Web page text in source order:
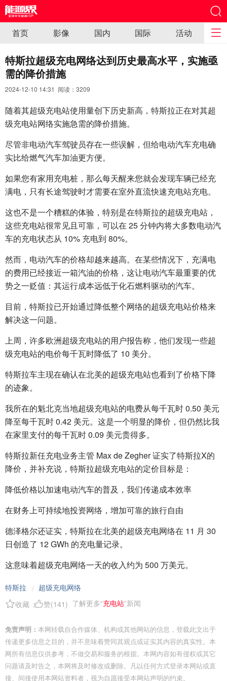
首页 影像 国内 国际 活动
特斯拉超级充电网络达到历史最高水平，实施亟
需的降价措施
2024-12-10 14:31 阅读： 3209
随着其超级充电站使用量创下历史新高，特斯拉正在对其超
级充电站网络实施急需的降价措施。
尽管非电动汽车驾驶员存在一些误解，但给电动汽车充电确
实比给燃气汽车加油更方便。
如果您有家用充电桩，那么每天醒来您就会发现车辆已经充
满电，只有长途驾驶时才需要在室外直流快速充电站充电。
这也不是一个糟糕的体验，特别是在特斯拉的超级充电站，
这些充电站很常见且可靠，可以在 25 分钟内将大多数电动汽
车的充电状态从 10% 充电到 80%。
然而，电动汽车的价格却越来越高。在某些情况下，充满电
的费用已经接近一箱汽油的价格，这让电动汽车最重要的优
势之一贬值：其运行成本远低于化石燃料驱动的汽车。
目前，特斯拉已开始通过降低整个网络的超级充电站价格来
解决这一问题。
上周，许多欧洲超级充电站的用户报告称，他们发现一些超
级充电站的电价每千瓦时降低了 10 美分。
特斯拉车主现在确认在北美的超级充电站也看到了价格下降
的迹象。
我所在的魁北克当地超级充电站的电费从每千瓦时 0.50 美元
降至每千瓦时 0.42 美元。这是一个明显的降价，但仍然比我
在家里支付的每千瓦时 0.09 美元贵得多。
特斯拉新任充电业务主管 Max de Zegher 证实了特斯拉X的
降价，并补充说，特斯拉超级充电站的定价目标是：
降低价格以加速电动汽车的普及，我们传递成本效率
在财务上可持续地投资网络，增加可靠的旅行自由
德泽格尔还证实，特斯拉在北美的超级充电网络在 11 月 30
日创造了 12 GWh 的充电量记录。
这意味着超级充电网络一天的收入约为 500 万美元。
特斯拉 / 超级充电网络
收藏
赞(141 ) 了解更多“充电站”新闻
免责声明： 本网转载自合作媒体、机构或其他网站的信息，登载此文出于
传递更多信息之目的，并不意味着赞同其观点或证实其内容的真实性。本
网所有信息仅供参考，不做交易和服务的根据。本网内容如有侵权或其它
问题请及时告之，本网将及时修改或删除。凡以任何方式登录本网站或直
接、间接使用本网站资料者，视为自愿接受本网站声明的约束。